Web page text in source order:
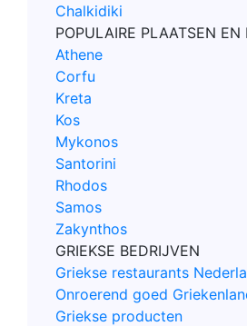
Chalkidiki
POPULAIRE PLAATSEN EN
Athene
Corfu
Kreta
Kos
Mykonos
Santorini
Rhodos
Samos
Zakynthos
GRIEKSE BEDRIJVEN
Griekse restaurants
Onroerend goed
Griekse producten